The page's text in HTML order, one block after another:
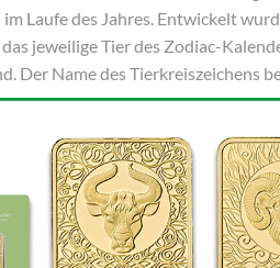
im Laufe des Jahres. Entwickelt
jeweilige Tier des Zodiac-
Der Name des Tierkreiszeichens